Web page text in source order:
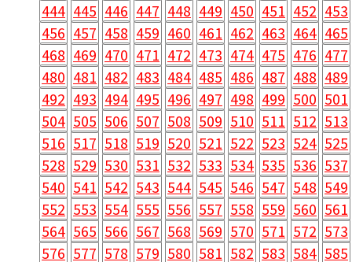
444 445 446 447 448 449 450 451 452 453
456 457 458 459 460 461 462 463 464 465
468 469 470 471 472 473 474 475 476 477
480 481 482 483 484 485 486 487 488 489
492 493 494 495 496 497 498 499 500 501
504 505 506 507 508 509 510 511 512 513
516 517 518 519 520 521 522 523 524 525
528 529 530 531 532 533 534 535 536 537
540 541 542 543 544 545 546 547 548 549
552 553 554 555 556 557 558 559 560 561
564 565 566 567 568 569 570 571 572 573
576 577 578 579 580 581 582 583 584 585